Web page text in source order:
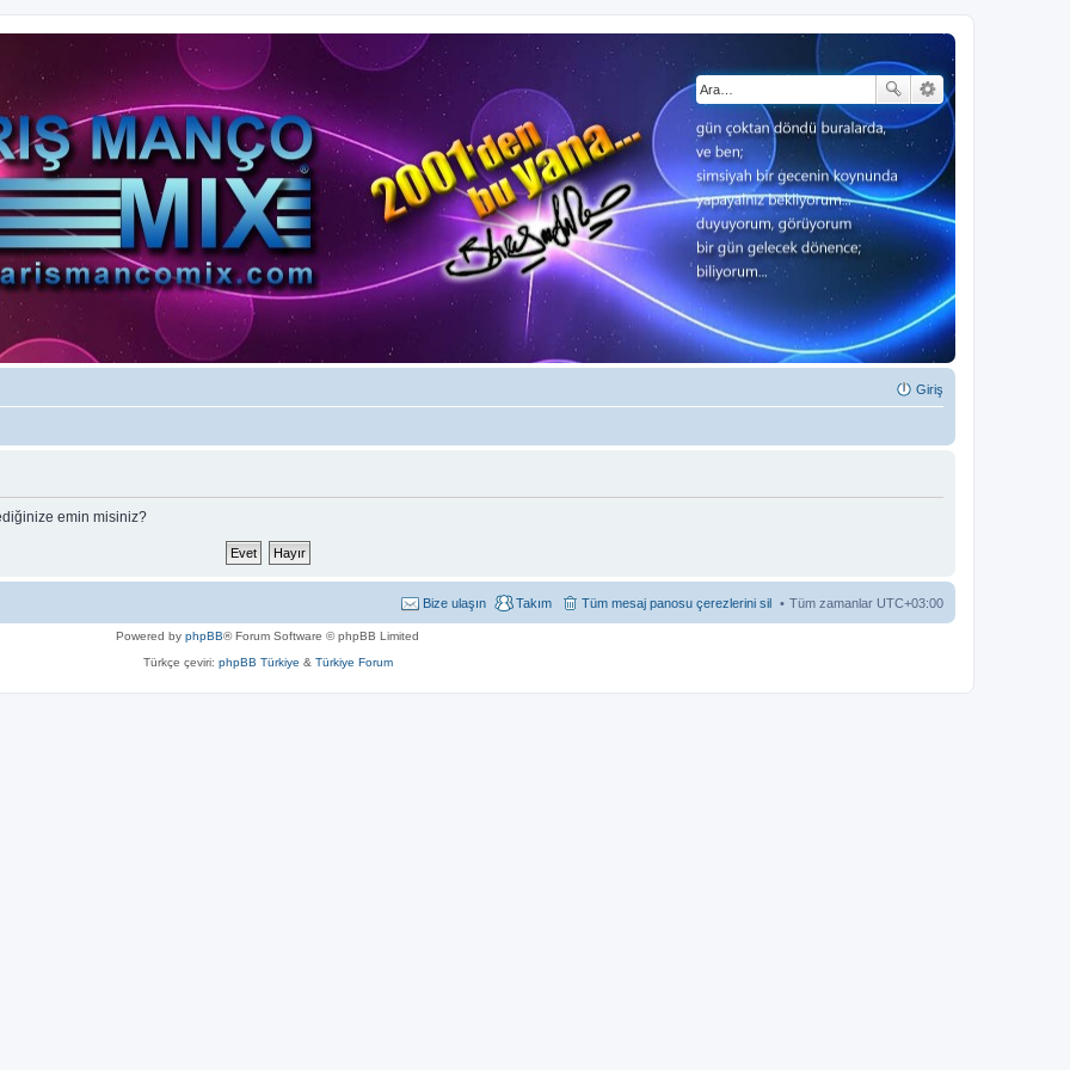
Giriş
emin misiniz?
Tüm zamanlar UTC+03:00
Tüm mesaj panosu çerezlerini sil
Takım
Bize ulaşın
Powered by phpBB® Forum Software © phpBB Limited
Türkçe çeviri: phpBB Türkiye & Türkiye Forum